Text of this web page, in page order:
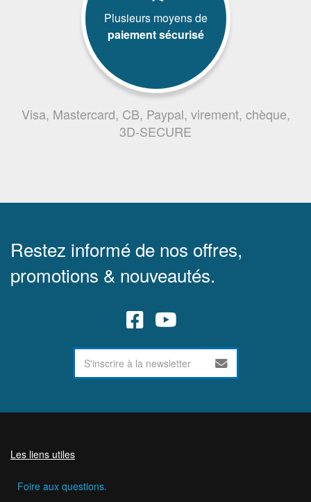
Plusieurs moyens de
paiement sécurisé
Visa, Mastercard, CB, Paypal, virement, chèque,
3D-SECURE
Restez informé de nos offres,
promotions & nouveautés.
Les liens utiles
Foire aux questions.